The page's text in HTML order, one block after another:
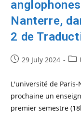
Nanterre,
2 de
Post29 July 2024
Post
L'université de
prochaine un
premier semestre